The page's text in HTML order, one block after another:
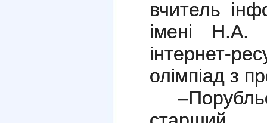
вчитель
імені Н.А.
інтернет-
олімпіад з